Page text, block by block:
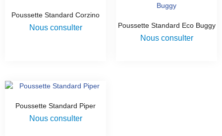
Poussette Standard Corzino
Nous consulter Poussette Standard Eco Buggy
Nous consulter
Poussette Standard Piper
Nous consulter